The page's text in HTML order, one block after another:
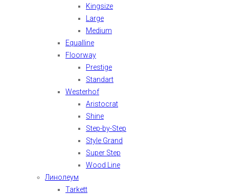
Kingsize
Large
Medium
Equalline
Floorway
Prestige
Standart
Westerhof
Aristocrat
Shine
Step-by-Step
Style Grand
Super Step
Wood Line
Линолеум
Tarkett